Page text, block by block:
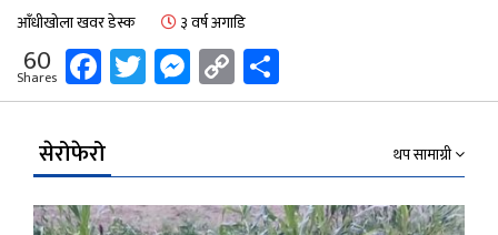
आँधीखोला खवर डेस्क ३ वर्ष अगाडि
60
Shares Facebook
Twitter
Messenger
Copy
Link
सेरोफेरो थप सामाग्री